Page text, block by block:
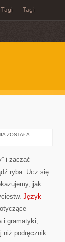
Tagi Tagi
JĘZYK
WIETNAMSKI
ZOSTAŁA
i zacząć
ryba. Ucz się
jak
Język
i gramatyki,
niż podręcznik.